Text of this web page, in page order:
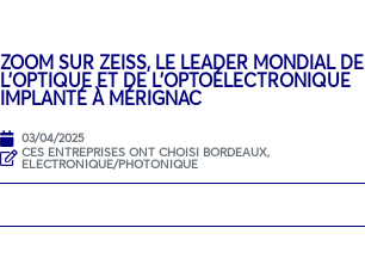
ZOOM SUR ZEISS, LE LEADER MONDIAL DE
L’OPTIQUE ET DE L’OPTOÉLECTRONIQUE
IMPLANTÉ À MÉRIGNAC
03/04/2025
CES ENTREPRISES ONT CHOISI BORDEAUX,
ELECTRONIQUE/PHOTONIQUE